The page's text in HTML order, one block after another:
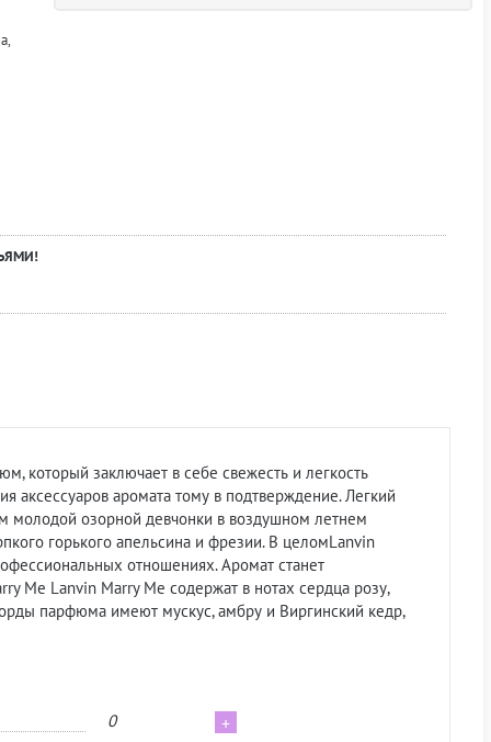
который заключает в себе свежесть и легкость
аксессуаров аромата тому в подтверждение. Легкий
молодой озорной девчонки в воздушном летнем
горького апельсина и фрезии. В целомLanvin
отношениях. Аромат станет
Me Lanvin Marry Me содержат в нотах сердца розу,
парфюма имеют мускус, амбру и Виргинский кедр,
0 +